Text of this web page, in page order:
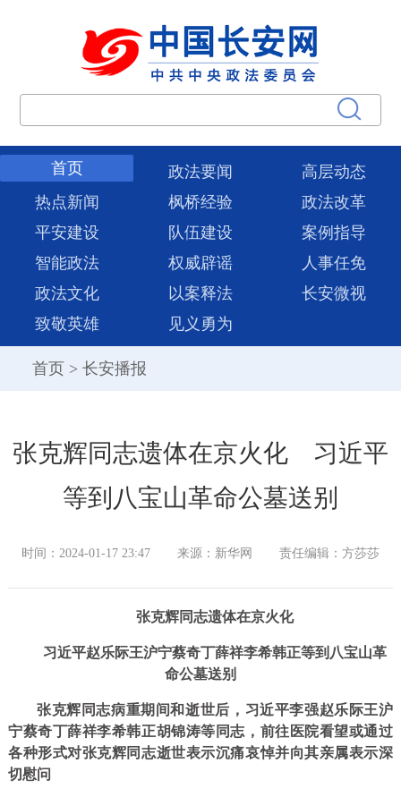
首页 政法要闻
高层动态
热点新闻
枫桥经验
政法改革
平安建设
队伍建设
案例指导
智能政法
权威辟谣
人事任免
政法文化
以案释法
长安微视
致敬英雄
见义勇为
首页 > 长安播报
张克辉同志遗体在京火化 习近平
等到八宝山革命公墓送别
时间：2024-01-17 23:47 来源：新华网 责任编辑：方莎莎
张克辉同志遗体在京火化
习近平赵乐际王沪宁蔡奇丁薛祥李希韩正等到八宝山革
命公墓送别
张克辉同志病重期间和逝世后，习近平李强赵乐际王沪
宁蔡奇丁薛祥李希韩正胡锦涛等同志，前往医院看望或通过
各种形式对张克辉同志逝世表示沉痛哀悼并向其亲属表示深
切慰问